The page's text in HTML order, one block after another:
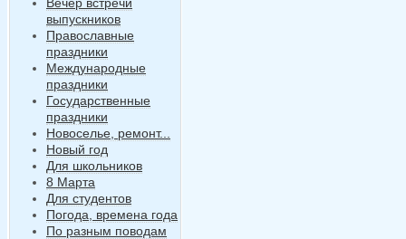
выпускников
Православные
праздники
Международные
праздники
Государственные
праздники
Новоселье, ремонт...
Новый год
Для школьников
8 Марта
Для студентов
Погода, времена года
По разным поводам